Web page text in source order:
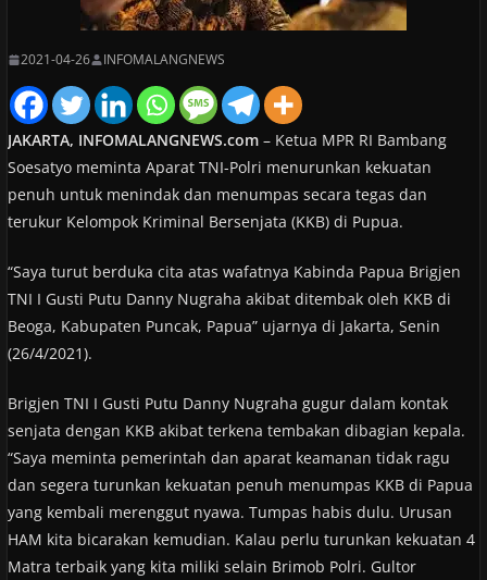
2021-04-26 INFOMALANGNEWS
JAKARTA, INFOMALANGNEWS.com– Ketua MPR RI Bambang
Soesatyo meminta Aparat TNI-Polri menurunkan kekuatan
penuh untuk menindak dan menumpas secara tegas dan
terukur Kelompok Kriminal Bersenjata (KKB) di Pupua.
“Saya turut berduka cita atas wafatnya Kabinda Papua Brigjen
TNI I Gusti Putu Danny Nugraha akibat ditembak oleh KKB di
Beoga, Kabupaten Puncak, Papua” ujarnya di Jakarta, Senin
(26/4/2021).
Brigjen TNI I Gusti Putu Danny Nugraha gugur dalam kontak
senjata dengan KKB akibat terkena tembakan dibagian kepala.
“Saya meminta pemerintah dan aparat keamanan tidak ragu
dan segera turunkan kekuatan penuh menumpas KKB di Papua
yang kembali merenggut nyawa. Tumpas habis dulu. Urusan
HAM kita bicarakan kemudian. Kalau perlu turunkan kekuatan 4
Matra terbaik yang kita miliki selain Brimob Polri. Gultor